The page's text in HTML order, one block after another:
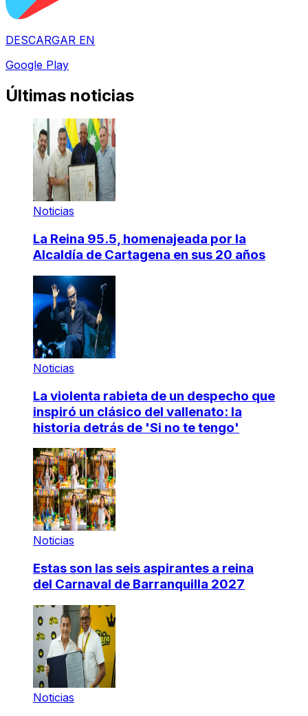
DESCARGAR EN
Google Play
Últimas noticias
Noticias
La Reina 95.5, homenajeada por la
Alcaldía de Cartagena en sus 20 años
Noticias
La violenta rabieta de un despecho que
inspiró un clásico del vallenato: la
historia detrás de 'Si no te tengo'
Noticias
Estas son las seis aspirantes a reina
del Carnaval de Barranquilla 2027
Noticias